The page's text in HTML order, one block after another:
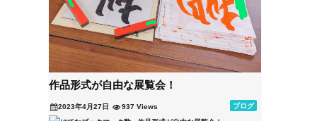
作品形式が自由な展覧会！
2023年4月27日 ブログ
937 Views